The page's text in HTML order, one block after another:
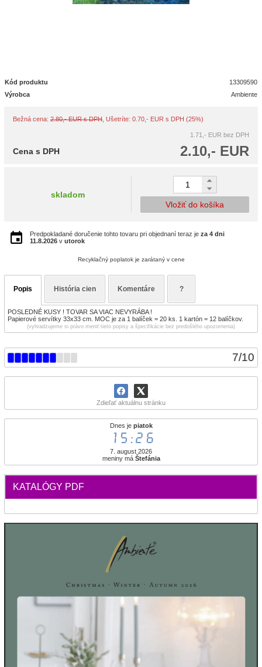
7/10
Zdieľať aktuálnu stránku
Dnes je piatok
15:26
7. august 2026
meniny má Štefánia
KATALÓGY PDF
Kód produktu
13309590
Výrobca
Ambiente
Bežná cena: 2.80,- EUR s DPH , Ušetríte: 0.70,- EUR s DPH (25%)
1.71,- EUR bez DPH
2.10,- EUR
Cena s DPH
skladom
Vložiť do košíka
Predpokladané doručenie tohto tovaru pri objednaní teraz je za 4 dni
11.8.2026 v utorok
Recyklačný poplatok je zarátaný v cene
Popis História cien Komentáre ?
POSLEDNÉ KUSY ! TOVAR SA VIAC NEVYRÁBA !
Papierové servítky 33x33 cm. MOC je za 1 balíček = 20 ks. 1 kartón = 12 balíčkov.
(vyhradzujeme si právo meniť tieto popisy a špecifikácie bez predošlého upozornenia)